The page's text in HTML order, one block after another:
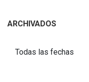
ARCHIVADOS